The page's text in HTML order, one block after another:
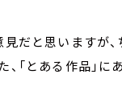
見だと思います
「とある作品」